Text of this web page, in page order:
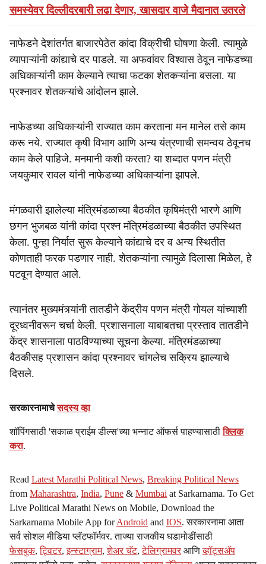
समस्येवर दिल्लीदरबारी लढा देणार, खासदार वाजे मैदानात उतरले
नाफेडने देशांतर्गत बाजारपेठेत कांदा विक्रीची घोषणा केली. त्यामुळे
व्यापाऱ्यांनी कांद्याचे दर पाडले. या अफवांवर विश्वास ठेवून नाफेडच्या
अधिकाऱ्यांनी काम केल्याने त्याचा फटका शेतकऱ्यांना बसला. या
प्रश्नावर शेतकऱ्यांचे आंदोलन झाले.
नाफेडच्या अधिकाऱ्यांनी राज्यात काम करताना मन मानेल तसे काम
करू नये. राज्यात कृषी विभाग आणि अन्य यंत्रणाची समन्वय ठेवूनच
काम केले पाहिजे. मनमानी कशी करता? या शब्दात पणन मंत्री
जयकुमार रावल यांनी नाफेडच्या अधिकाऱ्यांना झापले.
मंगळवारी झालेल्या मंत्रिमंडळाच्या बैठकीत कृषिमंत्री भारणे आणि
छगन भुजबळ यांनी कांदा प्रश्न मंत्रिमंडळाच्या बैठकीत उपस्थित
केला. पुन्हा निर्यात सुरू केल्याने कांद्याचे दर व अन्य स्थितीत
कोणताही फरक पडणार नाही. शेतकऱ्यांना त्यामुळे दिलासा मिळेल, हे
पटवून देण्यात आले.
त्यानंतर मुख्यमंत्र्यांनी तातडीने केंद्रीय पणन मंत्री गोयल यांच्याशी
दूरध्वनीवरून चर्चा केली. प्रशासनाला याबाबतचा प्रस्ताव तातडीने
केंद्र शासनाला पाठविण्याच्या सूचना केल्या. मंत्रिमंडळाच्या
बैठकीसह प्रशासन कांदा प्रश्नावर चांगलेच सक्रिय झाल्याचे
दिसले.
सरकारनामाचेसदस्य व्हा
शॉपिंगसाठी 'सकाळ प्राईम डील्स'च्या भन्नाट ऑफर्स पाहण्यासाठीक्लिक
करा.
Read Latest Marathi Political News, Breaking Political News
from Maharashtra, India, Pune & Mumbai at Sarkarnama. To Get
Live Political Marathi News on Mobile, Download the
Sarkarnama Mobile App forAndroid and IOS. सरकारनामा आता
सर्व सोशल मीडिया प्लॅटफॉर्मवर. ताज्या राजकीय घडामोडींसाठी
फेसबुक,ट्विटर,इन्स्टाग्राम,शेअर चॅट,टेलिग्रामवर आणिव्हॉट्सॲप